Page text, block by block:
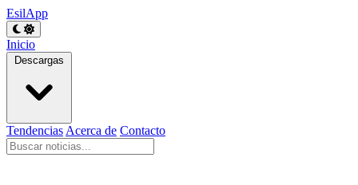
EsilApp
Inicio
Descargas
Tendencias Acerca de Contacto